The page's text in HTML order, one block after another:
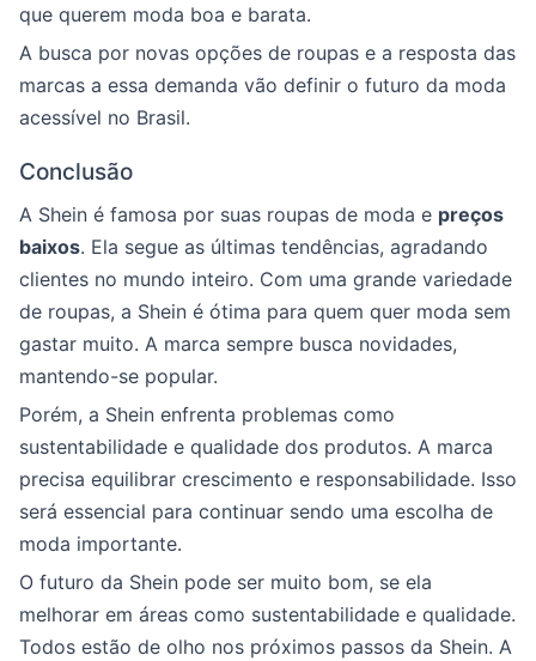
que querem moda boa e barata.
A busca por novas opções de roupas e a resposta das
marcas a essa demanda vão definir o futuro da moda
acessível no Brasil.
Conclusão
A Shein é famosa por suas roupas de moda e preços
baixos. Ela segue as últimas tendências, agradando
clientes no mundo inteiro. Com uma grande variedade
de roupas, a Shein é ótima para quem quer moda sem
gastar muito. A marca sempre busca novidades,
mantendo-se popular.
Porém, a Shein enfrenta problemas como
sustentabilidade e qualidade dos produtos. A marca
precisa equilibrar crescimento e responsabilidade. Isso
será essencial para continuar sendo uma escolha de
moda importante.
O futuro da Shein pode ser muito bom, se ela
melhorar em áreas como sustentabilidade e qualidade.
Todos estão de olho nos próximos passos da Shein. A